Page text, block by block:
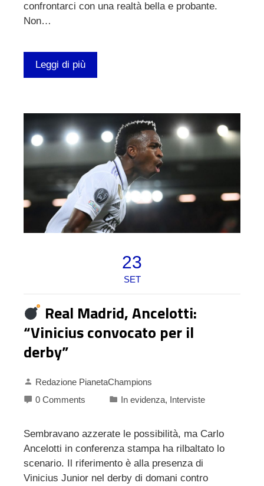
confrontarci con una realtà bella e probante.
Non…
Leggi di più
23
SET
Real Madrid, Ancelotti:
“Vinicius convocato per il
derby”
Redazione PianetaChampions
0 Comments
In evidenza, Interviste
Sembravano azzerate le possibilità, ma Carlo
Ancelotti in conferenza stampa ha rilbaltato lo
scenario. Il riferimento è alla presenza di
Vinicius Junior nel derby di domani contro